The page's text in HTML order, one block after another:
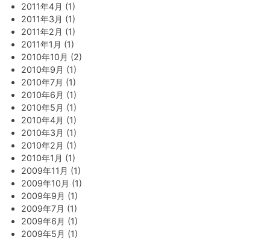
2011年4月 (1)
2011年3月 (1)
2011年2月 (1)
2011年1月 (1)
2010年10月 (2)
2010年9月 (1)
2010年7月 (1)
2010年6月 (1)
2010年5月 (1)
2010年4月 (1)
2010年3月 (1)
2010年2月 (1)
2010年1月 (1)
2009年11月 (1)
2009年10月 (1)
2009年9月 (1)
2009年7月 (1)
2009年6月 (1)
2009年5月 (1)